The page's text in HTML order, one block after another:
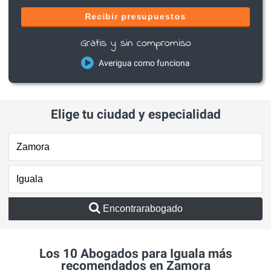
Recibir presupuestos
Gratis y sin compromiso
Averigua como funciona
Elige tu ciudad y especialidad
Encontrarabogado
Los 10 Abogados para Iguala más
recomendados en Zamora